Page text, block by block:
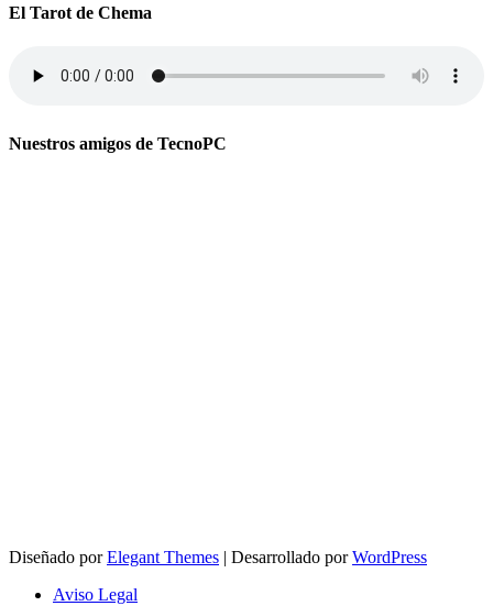
El Tarot de Chema
Nuestros amigos de TecnoPC
Diseñado porElegant Themes | Desarrollado porWordPress
Aviso Legal